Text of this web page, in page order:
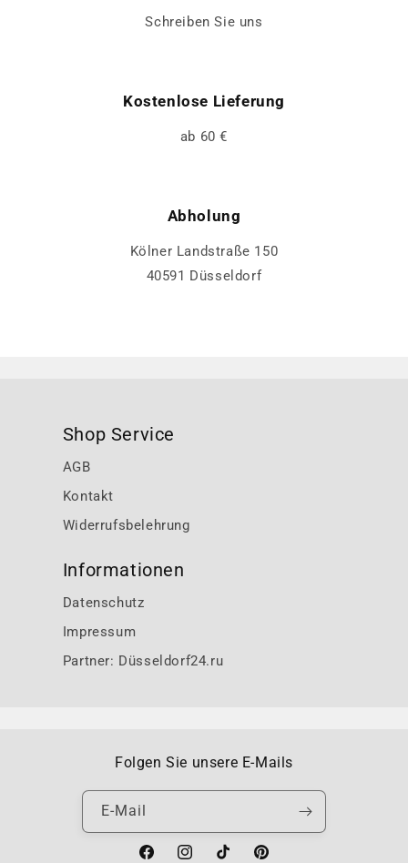
Schreiben Sie uns
Kostenlose Lieferung
ab 60 €
Abholung
Kölner Landstraße 150
40591 Düsseldorf
Shop Service
AGB
Kontakt
Widerrufsbelehrung
Informationen
Datenschutz
Impressum
Partner: Düsseldorf24.ru
Folgen Sie unsere E-Mails
E-Mail